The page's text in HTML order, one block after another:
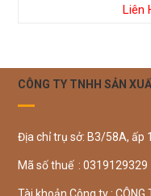
Liên
CÔNG TY TNHH SẢN
Địa chỉ trụ sở: B3/58A, ấp
Mã số thuế : 0319129329